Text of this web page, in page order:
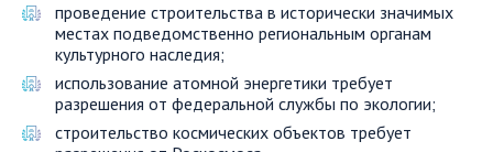
проведение строительства в исторически значимых
местах подведомственно региональным органам
культурного наследия;
использование атомной энергетики требует
разрешения от федеральной службы по экологии;
строительство космических объектов требует